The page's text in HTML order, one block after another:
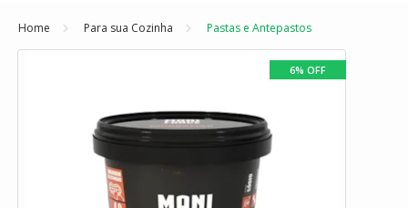
Home Para sua Cozinha Pastas e Antepastos
6% OFF